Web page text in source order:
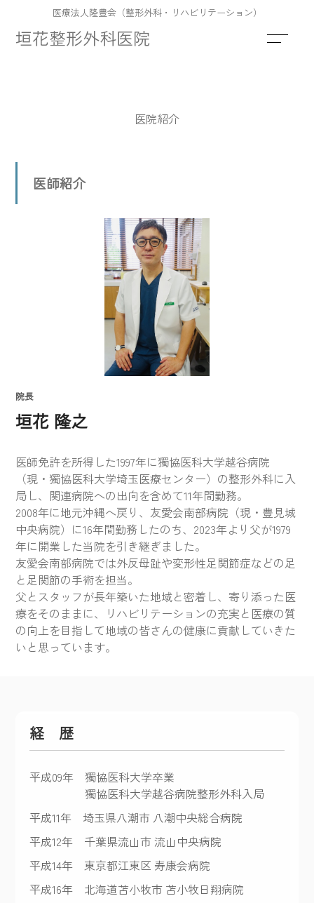
医療法人隆豊会（整形外科・リハビリテーション）
垣花整形外科医院
医院紹介
医師紹介
院長
垣花 隆之
医師免許を所得した1997年に獨協医科大学越谷病院
（現・獨協医科大学埼玉医療センター）の整形外科に入
局し、関連病院への出向を含めて11年間勤務。
2008年に地元沖縄へ戻り、友愛会南部病院（現・豊見城
中央病院）に16年間勤務したのち、2023年より父が1979
年に開業した当院を引き継ぎました。
友愛会南部病院では外反母趾や変形性足関節症などの足
と足関節の手術を担当。
父とスタッフが長年築いた地域と密着し、寄り添った医
療をそのままに、リハビリテーションの充実と医療の質
の向上を目指して地域の皆さんの健康に貢献していきた
いと思っています。
経 歴
平成09年
獨協医科大学卒業
獨協医科大学越谷病院整形外科入局
平成11年
埼玉県八潮市 八潮中央総合病院
平成12年
千葉県流山市 流山中央病院
平成14年
東京都江東区 寿康会病院
平成16年
北海道苫小牧市 苫小牧日翔病院